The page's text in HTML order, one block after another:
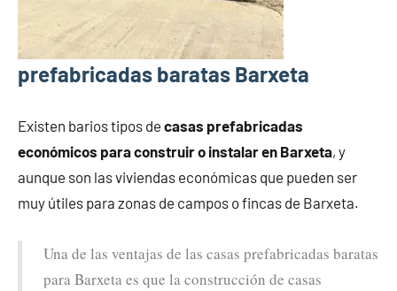
prefabricadas baratas Barxeta
Existen barios tipos de casas prefabricadas
económicos para construir o instalar en Barxeta, y
aunque son las viviendas económicas que pueden ser
muy útiles para zonas de campos o fincas de Barxeta.
Una de las ventajas de las casas prefabricadas baratas
para Barxeta es que la construcción de casas